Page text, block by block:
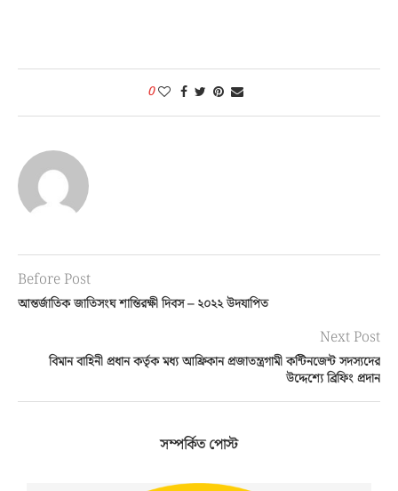
0
Before Post
আন্তর্জাতিক জাতিসংঘ শান্তিরক্ষী দিবস – ২০২২ উদযাপিত
Next Post
বিমান বাহিনী প্রধান কর্তৃক মধ্য আফ্রিকান প্রজাতন্ত্রগামী কন্টিনজেন্ট সদস্যদের
উদ্দেশ্যে ব্রিফিং প্রদান
সম্পর্কিত পোস্ট